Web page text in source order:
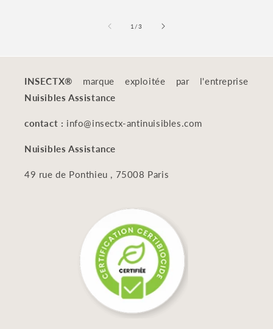
1 /de
3
INSECTX® marque exploitée par l'entreprise
Nuisibles Assistance
contact : info@insectx-antinuisibles.com
Nuisibles Assistance
49 rue de Ponthieu , 75008 Paris